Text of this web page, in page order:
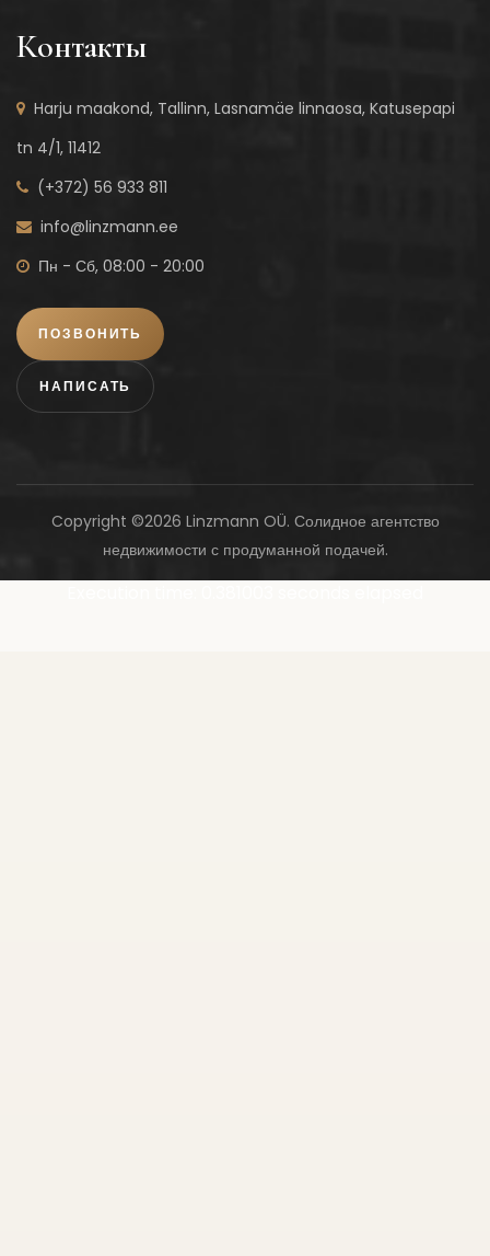
Контакты
Harju maakond, Tallinn, Lasnamäe linnaosa, Katusepapi
tn 4/1, 11412
(+372) 56 933 811
info@linzmann.ee
Пн - Сб, 08:00 - 20:00
ПОЗВОНИТЬ
НАПИСАТЬ
Copyright ©2026 Linzmann OÜ. Солидное агентство
недвижимости с продуманной подачей.